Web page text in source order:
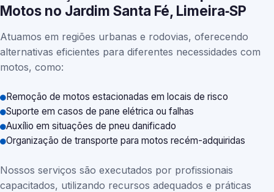
Motos no Jardim Santa Fé, Limeira‑SP
Atuamos em regiões urbanas e rodovias, oferecendo
alternativas eficientes para diferentes necessidades com
motos, como:
Remoção de motos estacionadas em locais de risco
Suporte em casos de pane elétrica ou falhas
Auxílio em situações de pneu danificado
Organização de transporte para motos recém-adquiridas
Nossos serviços são executados por profissionais
capacitados, utilizando recursos adequados e práticas